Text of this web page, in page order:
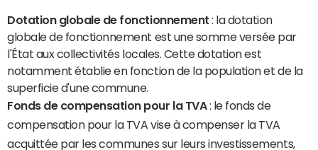
Dotation globale de fonctionnement : la dotation
globale de fonctionnement est une somme versée par
l'État aux collectivités locales. Cette dotation est
notamment établie en fonction de la population et de la
superficie d'une commune.
Fonds de compensation pour la TVA: le fonds de
compensation pour la TVA vise à compenser la TVA
acquittée par les communes sur leurs investissements,